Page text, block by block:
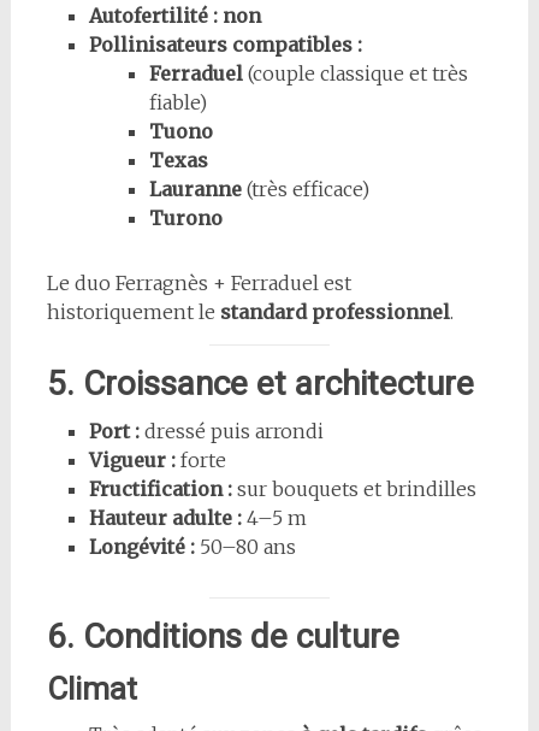
Autofertilité : non
Pollinisateurs compatibles :
Ferraduel(couple classique et très
fiable)
Tuono
Texas
Lauranne(très efficace)
Turono
Le duo Ferragnès + Ferraduel est
historiquement le standard professionnel.
5. Croissance et architecture
Port :dressé puis arrondi
Vigueur :forte
Fructification :sur bouquets et brindilles
Hauteur adulte :4–5 m
Longévité :50–80 ans
6. Conditions de culture
Climat